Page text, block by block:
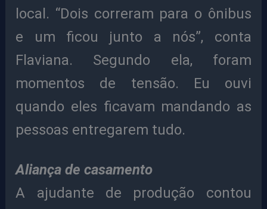
local. “Dois correram para o ônibus
e um ficou junto a nós”, conta
Flaviana. Segundo ela, foram
momentos de tensão. Eu ouvi
quando eles ficavam mandando as
pessoas entregarem tudo.
Aliança de casamento
A ajudante de produção contou